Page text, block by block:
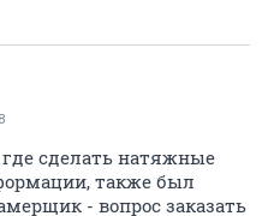
сделать натяжные
также был
- вопрос заказать